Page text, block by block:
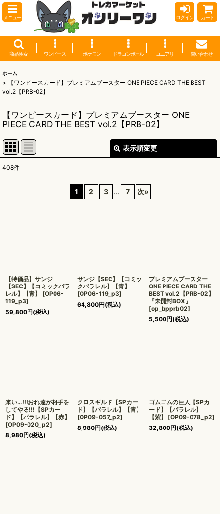
メニュー ログイン カート
商品検索 ワンピース ポケモン ドラゴンボール ユニアリ 問い合わせ
ホーム
>
【ワンピースカード】プレミアムブースター ONE PIECE CARD THE BEST
vol.2【PRB-02】
【ワンピースカード】プレミアムブースター ONE
PIECE CARD THE BEST vol.2【PRB-02】
表示順変更
408件
1 2 3 ... 7 次»
【特価品】サンジ
【SEC】【コミックパラ
レル】【青】
[OP06-
119_p3]
59,800円(税込)
サンジ【SEC】【コミッ
クパラレル】【青】
[OP06-119_p3]
64,800円(税込)
プレミアムブースター
ONE PIECE CARD THE
BEST vol.2【PRB-02】
『未開封BOX』
[op_bpprb02]
5,500円(税込)
来い…!!!おれ達が相手を
してやる!!!【SPカー
ド】【パラレル】【赤】
[OP09-020_p2]
8,980円(税込)
クロスギルド【SPカー
ド】【パラレル】【青】
[OP09-057_p2]
8,980円(税込)
ゴムゴムの巨人【SPカ
ード】【パラレル】
【紫】
[OP09-078_p2]
32,800円(税込)